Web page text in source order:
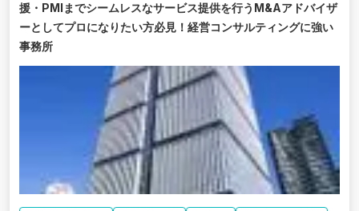
援・PMIまでシームレスなサービス提供を行うM&Aアドバイザ
ーとしてプロになりたい方必見！経営コンサルティングに強い
事務所